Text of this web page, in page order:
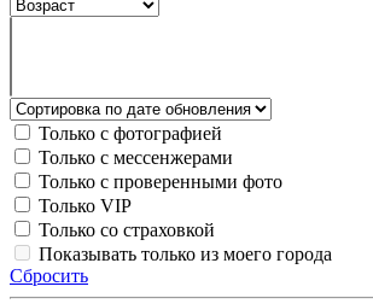
Только с фотографией
Только с мессенжерами
Только с проверенными фото
Только VIP
Только со страховкой
Показывать только из моего города
Сбросить